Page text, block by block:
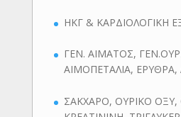
ΗΚΓ & ΚΑΡΔΙΟΛΟΓΙΚΗ
ΓΕΝ. ΑΙΜΑΤΟΣ,
ΑΙΜΟΠΕΤΑΛΙΑ, ΕΡΥΘΡΑ,
ΣΑΚΧΑΡΟ, ΟΥΡΙΚΟ ΟΞΥ,